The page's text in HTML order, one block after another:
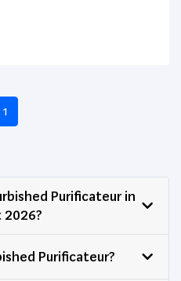
1
Purificateur in
2026?
Purificateur?